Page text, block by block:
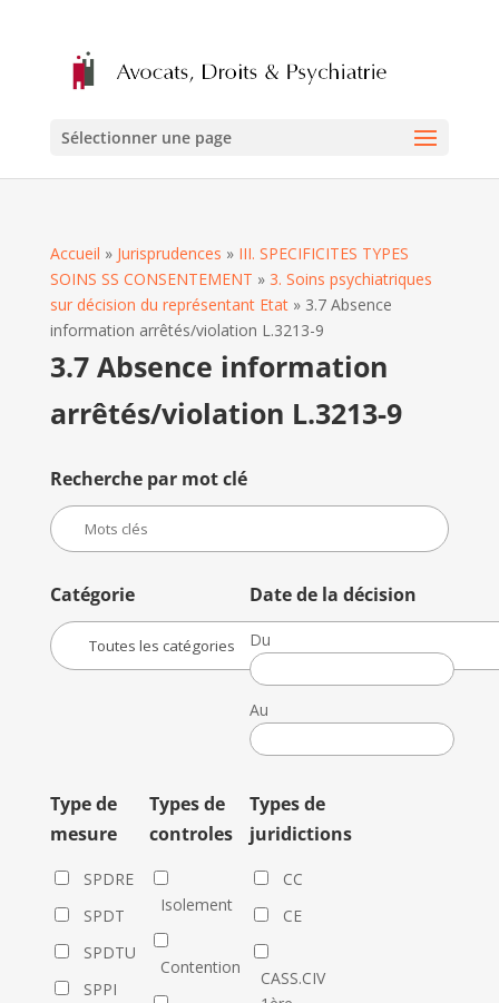
Sélectionner une page
Accueil » Jurisprudences » III. SPECIFICITES TYPES
SOINS SS CONSENTEMENT » 3. Soins psychiatriques
sur décision du représentant Etat» 3.7 Absence
information arrêtés/violation L.3213-9
3.7 Absence information
arrêtés/violation L.3213-9
Recherche par mot clé
Catégorie Date de la décision
Du
Date
de
la
décision
Au
Date
de
décision
Type de
mesure
SPDRE
SPDT
SPDTU
SPPI
Types de
controles
Isolement
Contention
Types de
juridictions
CC
CE
CASS.CIV